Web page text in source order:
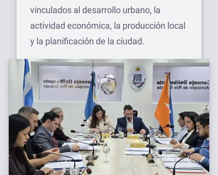
vinculados al desarrollo urbano, la
actividad económica, la producción local
y la planificación de la ciudad.